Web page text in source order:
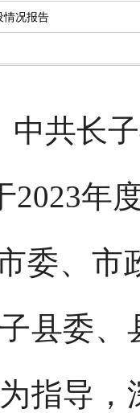
情况报告
中共长
2023年
委、
县委
指导